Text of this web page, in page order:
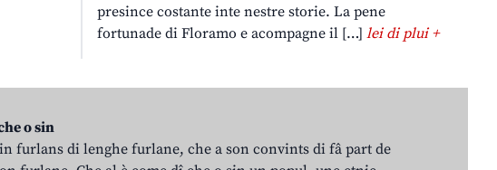
presince costante inte nestre storie. La pene
fortunade di Floramo e acompagne il […]lei di plui +
o sin
furlans di lenghe furlane, che a son convints di fâ part de